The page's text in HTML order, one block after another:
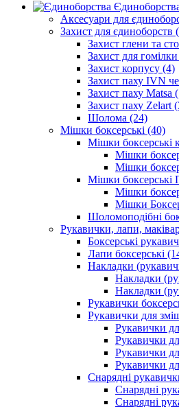
Аксесуари для
Захист для єдиноборств
Захист глени та
Захист для
Захист корпусу (4)
Захист паху IVN
Захист паху Matsa
Захист паху Zelart
Шолома (24)
Мішки боксерські (40)
Мішки боксерські
Мішки
Мішки
Мішки
Мішки
Мішки
Шоломоподібні
Рукавички, лапи,
Боксерські
Лапи боксерські
Накладки
Накладки
Накладки
Рукавички
Рукавички для
Рукавички
Рукавички
Рукавички
Рукавички
Снарядні
Снарядні
Снарядні